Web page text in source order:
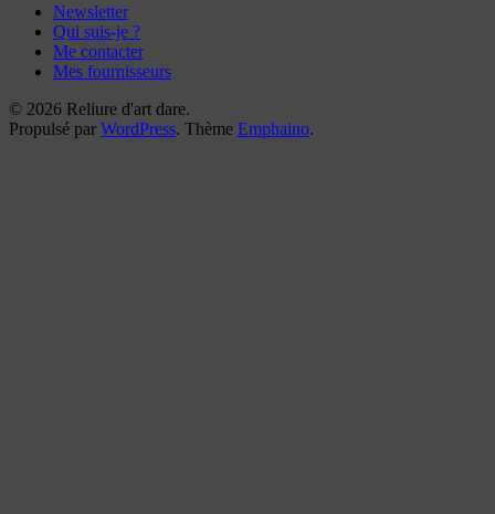
Newsletter
Qui suis-je ?
Me contacter
Mes fournisseurs
© 2026 Reliure d'art dare.
Propulsé par WordPress. Thème Emphaino.